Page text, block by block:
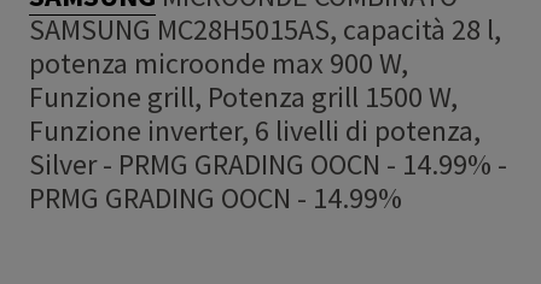
SAMSUNG MC28H5015AS, capacità 28 l,
potenza microonde max 900 W,
Funzione grill, Potenza grill 1500 W,
Funzione inverter, 6 livelli di potenza,
Silver - PRMG GRADING OOCN - 14.99% -
PRMG GRADING OOCN - 14.99%